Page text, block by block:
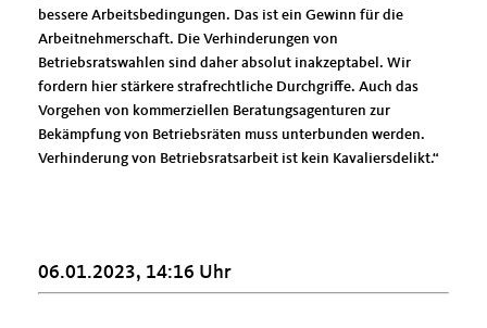
bessere Arbeitsbedingungen. Das ist ein Gewinn für die
Arbeitnehmerschaft. Die Verhinderungen von
Betriebsratswahlen sind daher absolut inakzeptabel. Wir
fordern hier stärkere strafrechtliche Durchgriffe. Auch das
Vorgehen von kommerziellen Beratungsagenturen zur
Bekämpfung von Betriebsräten muss unterbunden werden.
Verhinderung von Betriebsratsarbeit ist kein Kavaliersdelikt.“
06.01.2023, 14:16 Uhr